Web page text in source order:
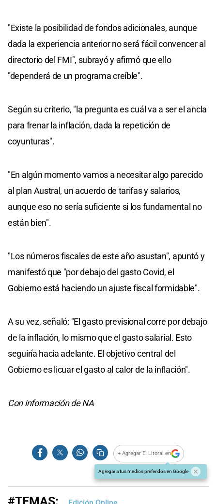
"Existe la posibilidad de fondos adicionales, aunque
dada la experiencia anterior no será fácil convencer al
directorio del FMI", subrayó y afirmó que ello
"dependerá de un programa creíble".
Según su criterio, "la pregunta es cuál va a ser el ancla
para frenar la inflación, dada la repetición de
coyunturas".
"En algún momento vamos a necesitar algo parecido
al plan Austral, un acuerdo de tarifas y salarios,
aunque eso no sería suficiente si los fundamental no
están bien".
"Los números fiscales de este año asustan", apuntó y
manifestó que "por debajo del gasto Covid, el
Gobierno está haciendo un ajuste fiscal formidable".
A su vez, señaló: "El gasto previsional corre por debajo
de la inflación, lo mismo que el gasto salarial. Esto
seguiría hacia adelante. El objetivo central del
Gobierno es licuar el gasto al calor de la inflación".
Con información de NA
+ Agregar El Litoral en
Agregar a tus medios preferidos en Google
#TEMAS: